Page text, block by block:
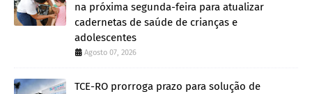
na próxima segunda-feira para atualizar
cadernetas de saúde de crianças e
adolescentes
Agosto 07, 2026
TCE-RO prorroga prazo para solução de